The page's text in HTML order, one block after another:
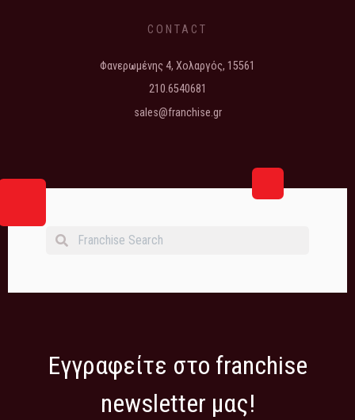
CONTACT
Φανερωμένης 4, Χολαργός, 15561
210.6540681
sales@franchise.gr
Εγγραφείτε στο franchise
newsletter μας!